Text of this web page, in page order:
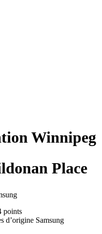
Winnipeg
Place
points
d’origine Samsung